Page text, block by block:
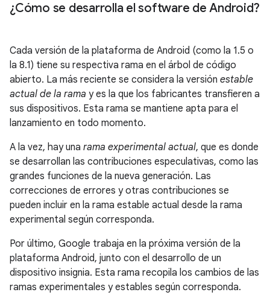
¿Cómo se desarrolla el software de Android?
Cada versión de la plataforma de Android (como la 1.5 o
la 8.1) tiene su respectiva rama en el árbol de código
abierto. La más reciente se considera la versión estable
actual de la rama y es la que los fabricantes transfieren a
sus dispositivos. Esta rama se mantiene apta para el
lanzamiento en todo momento.
A la vez, hay una rama experimental actual, que es donde
se desarrollan las contribuciones especulativas, como las
grandes funciones de la nueva generación. Las
correcciones de errores y otras contribuciones se
pueden incluir en la rama estable actual desde la rama
experimental según corresponda.
Por último, Google trabaja en la próxima versión de la
plataforma Android, junto con el desarrollo de un
dispositivo insignia. Esta rama recopila los cambios de las
ramas experimentales y estables según corresponda.